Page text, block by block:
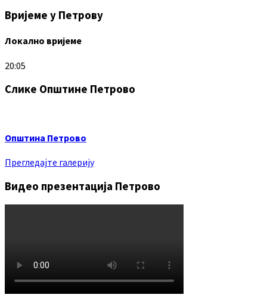
Вријеме у Петрову
Локално вријеме
20:05
Слике Општине Петрово
Општина Петрово
Прегледајте галерију
Видео презентација Петрово